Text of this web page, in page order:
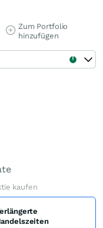
Zum Portfolio
hinzufügen
kaufen